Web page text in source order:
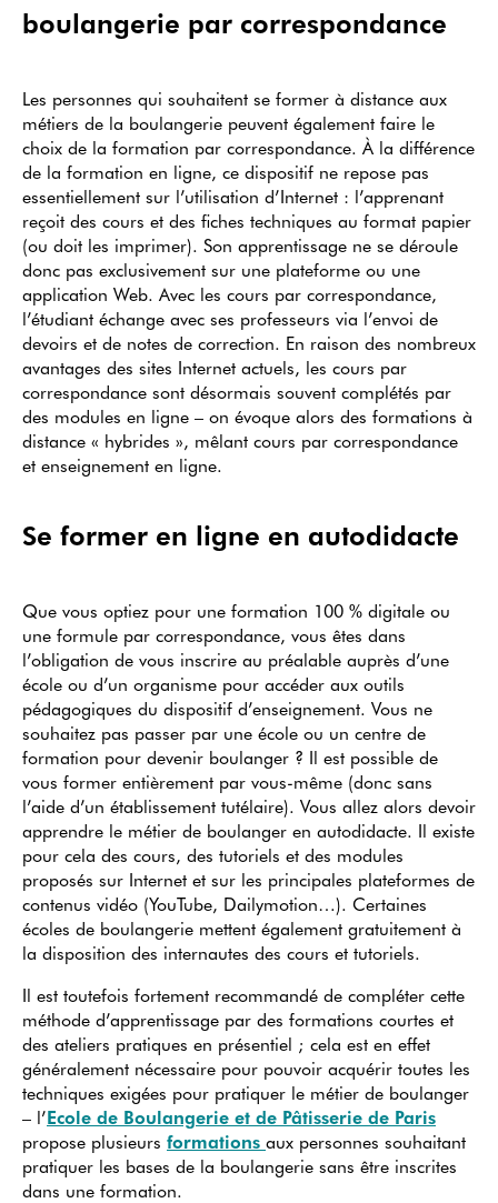
boulangerie par correspondance
Les personnes qui souhaitent se former à distance aux
métiers de la boulangerie peuvent également faire le
choix de la formation par correspondance. À la différence
de la formation en ligne, ce dispositif ne repose pas
essentiellement sur l’utilisation d’Internet : l’apprenant
reçoit des cours et des fiches techniques au format papier
(ou doit les imprimer). Son apprentissage ne se déroule
donc pas exclusivement sur une plateforme ou une
application Web. Avec les cours par correspondance,
l’étudiant échange avec ses professeurs via l’envoi de
devoirs et de notes de correction. En raison des nombreux
avantages des sites Internet actuels, les cours par
correspondance sont désormais souvent complétés par
des modules en ligne – on évoque alors des formations à
distance « hybrides », mêlant cours par correspondance
et enseignement en ligne.
Se former en ligne en autodidacte
Que vous optiez pour une formation 100 % digitale ou
une formule par correspondance, vous êtes dans
l’obligation de vous inscrire au préalable auprès d’une
école ou d’un organisme pour accéder aux outils
pédagogiques du dispositif d’enseignement. Vous ne
souhaitez pas passer par une école ou un centre de
formation pour devenir boulanger ? Il est possible de
vous former entièrement par vous-même (donc sans
l’aide d’un établissement tutélaire). Vous allez alors devoir
apprendre le métier de boulanger en autodidacte. Il existe
pour cela des cours, des tutoriels et des modules
proposés sur Internet et sur les principales plateformes de
contenus vidéo (YouTube, Dailymotion…). Certaines
écoles de boulangerie mettent également gratuitement à
la disposition des internautes des cours et tutoriels.
Il est toutefois fortement recommandé de compléter cette
méthode d’apprentissage par des formations courtes et
des ateliers pratiques en présentiel ; cela est en effet
généralement nécessaire pour pouvoir acquérir toutes les
techniques exigées pour pratiquer le métier de boulanger
– l’Ecole de Boulangerie et de Pâtisserie de Paris
propose plusieurs formations aux personnes souhaitant
pratiquer les bases de la boulangerie sans être inscrites
dans une formation.